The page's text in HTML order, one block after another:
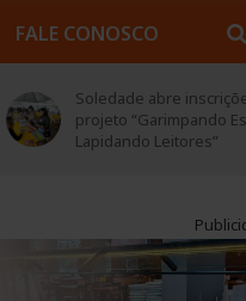
FALE CONOSCO
Soledade abre inscrições para
projeto “Garimpando Escritores –
Lapidando Leitores”